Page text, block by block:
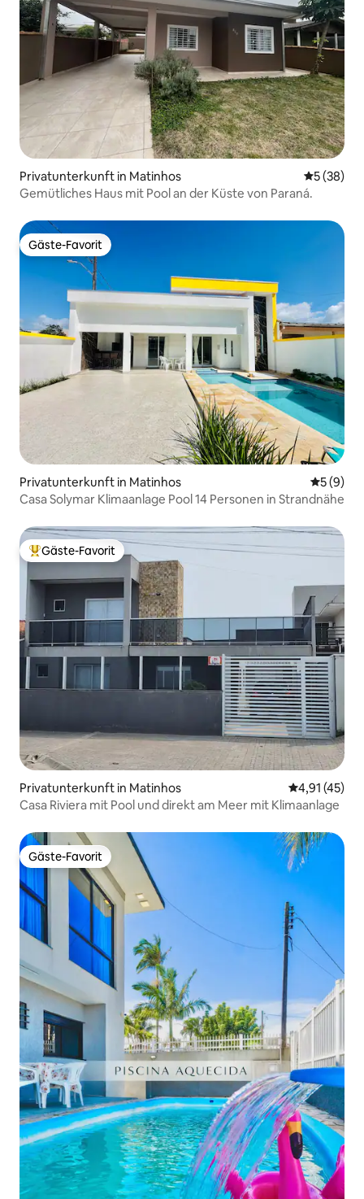
Privatunterkunft in Matinhos
5 (38)
Gemütliches Haus mit Pool an der Küste von Paraná.
Gäste-Favorit
Gäste-Favorit
Privatunterkunft in Matinhos
5 (9)
Casa Solymar Klimaanlage Pool 14 Personen in Strandnähe
Beliebter Gäste-Favorit.
Gäste-Favorit
Privatunterkunft in Matinhos
4,91 (45)
Casa Riviera mit Pool und direkt am Meer mit Klimaanlage
Gäste-Favorit
Gäste-Favorit